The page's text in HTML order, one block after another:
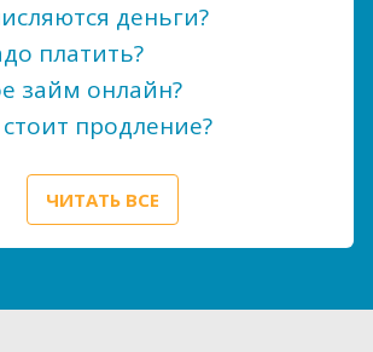
деньги?
платить?
займ онлайн?
продление?
ЧИТАТЬ ВСЕ